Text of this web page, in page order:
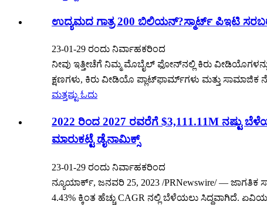
ಉದ್ಯಮದ ಗಾತ್ರ 200 ಬಿಲಿಯನ್?ಸ್ಮಾರ್ಟ್ ಪಿಇಟಿ
23-01-29 ರಂದು ನಿರ್ವಾಹಕರಿಂದ
ನೀವು ಇತ್ತೀಚೆಗೆ ನಿಮ್ಮ ಮೊಬೈಲ್ ಫೋನ್‌ನಲ್ಲಿ ಕಿರು
ಕ್ಷಣಗಳು, ಕಿರು ವೀಡಿಯೊ ಪ್ಲಾಟ್‌ಫಾರ್ಮ್‌ಗಳು ಮತ್ತು
ಮತ್ತಷ್ಟು ಓದು
2022 ರಿಂದ 2027 ರವರೆಗೆ $3,111.11M ನಷ್ಟು
ಮಾರುಕಟ್ಟೆ ಡೈನಾಮಿಕ್ಸ್
23-01-29 ರಂದು ನಿರ್ವಾಹಕರಿಂದ
ನ್ಯೂಯಾರ್ಕ್, ಜನವರಿ 25, 2023 /PRNewswire/ —
4.43% ಕ್ಕಿಂತ ಹೆಚ್ಚು CAGR ನಲ್ಲಿ ಬೆಳೆಯಲು